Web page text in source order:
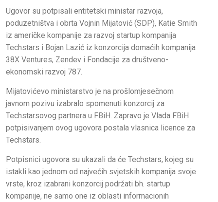
Ugovor su potpisali entitetski ministar razvoja,
poduzetništva i obrta Vojnin Mijatović (SDP), Katie Smith
iz američke kompanije za razvoj startup kompanija
Techstars i Bojan Lazić iz konzorcija domaćih kompanija
38X Ventures, Zendev i Fondacije za društveno-
ekonomski razvoj 787.
Mijatovićevo ministarstvo je na prošlomjesečnom
javnom pozivu izabralo spomenuti konzorcij za
Techstarsovog partnera u FBiH. Zapravo je Vlada FBiH
potpisivanjem ovog ugovora postala vlasnica licence za
Techstars.
Potpisnici ugovora su ukazali da će Techstars, kojeg su
istakli kao jednom od najvećih svjetskih kompanija svoje
vrste, kroz izabrani konzorcij podržati bh. startup
kompanije, ne samo one iz oblasti informacionih